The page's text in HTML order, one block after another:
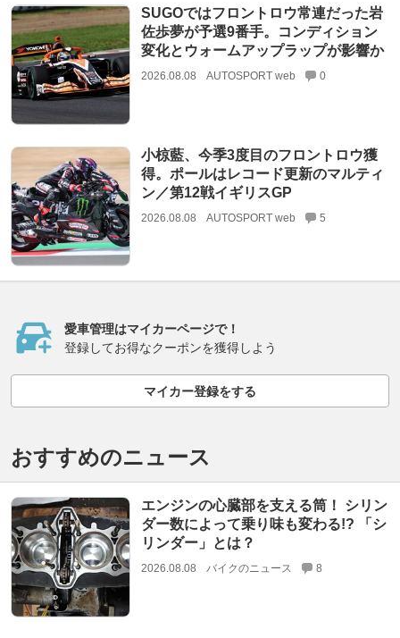
SUGOではフロントロウ常連だった岩
佐歩夢が予選9番手。コンディション
変化とウォームアップラップが影響か
2026.08.08 AUTOSPORT web 0
小椋藍、今季3度目のフロントロウ獲
得。ポールはレコード更新のマルティ
ン／第12戦イギリスGP
2026.08.08 AUTOSPORT web 5
愛車管理はマイカーページで！
登録してお得なクーポンを獲得しよう
マイカー登録をする
おすすめのニュース
エンジンの心臓部を支える筒！ シリン
ダー数によって乗り味も変わる!? 「シ
リンダー」とは？
2026.08.08 バイクのニュース 8